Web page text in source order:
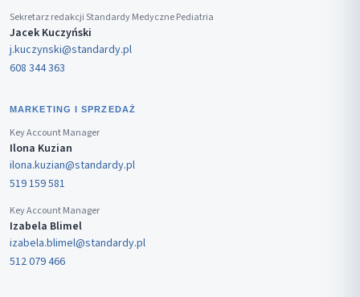
Sekretarz redakcji Standardy Medyczne Pediatria
Jacek Kuczyński
j.kuczynski@standardy.pl
608 344 363
MARKETING I SPRZEDAŻ
Key Account Manager
Ilona Kuzian
ilona.kuzian@standardy.pl
519 159 581
Key Account Manager
Izabela Blimel
izabela.blimel@standardy.pl
512 079 466